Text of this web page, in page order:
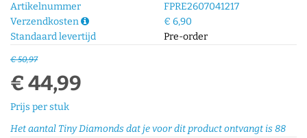
Artikelnummer
FPRE2607041217
Verzendkosten
€ 6,90
Standaard levertijd
Pre-order
€ 50,97
€ 44,99
Prijs per stuk
Het aantal Tiny Diamonds dat je voor dit product ontvangt is88